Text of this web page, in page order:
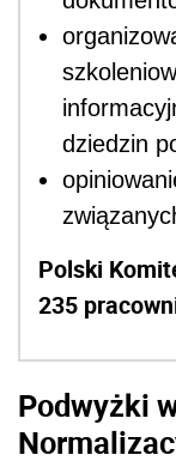
dziedzin
Polski
235
Podwyżki